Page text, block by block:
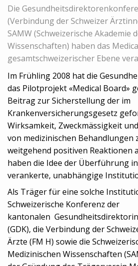
Die
(Verbindung der Schweizer
SAMW (Schweizerische Akademie
Wissenschaften) haben das
gesamtschweizerischer Ebene
Im Frühling 2008 hat die
das Pilotprojekt «Medical Board»
Beitrag zur Sicherstellung der im
Krankenversicherungsgesetz
Wirksamkeit, Zweckmässigkeit
von medizinischen Behandlungen
weitgehend positiven Reaktionen
haben die Idee der Überführung
verankerte, unabhängige
Als Träger für eine solche
Schweizerische Konferenz der
kantonalen
(GDK), die Verbindung der
Ärzte (FM H) sowie die
Medizinischen Wissenschaften